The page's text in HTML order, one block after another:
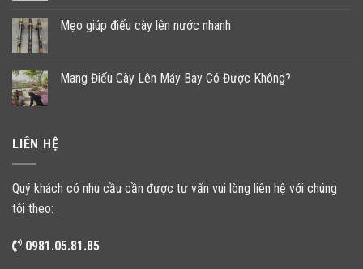
Mẹo giúp điếu cày lên nước nhanh
Mang Điếu Cày Lên Máy Bay Có Được Không?
LIÊN HỆ
Quý khách có nhu cầu cần được tư vấn vui lòng liên hệ với chúng
tôi theo:
0981.05.81.85